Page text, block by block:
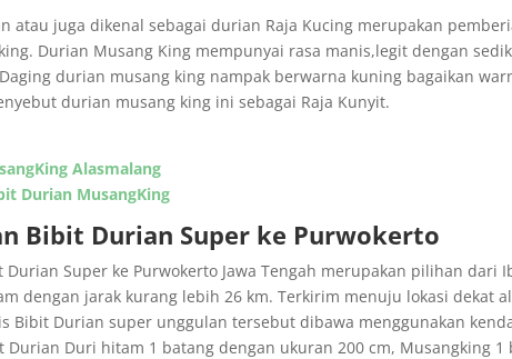
atau juga dikenal sebagai durian Raja Kucing merupakan
Durian Musang King mempunyai rasa manis,legit dengan
durian musang king nampak berwarna kuning bagaikan
durian musang king ini sebagai Raja Kunyit.
Alasmalang
Durian MusangKing
Bibit Durian Super ke Purwokerto
Durian Super ke Purwokerto Jawa Tengah merupakan pilihan dari
dengan jarak kurang lebih 26 km. Terkirim menuju lokasi dekat
Bibit Durian super unggulan tersebut dibawa menggunakan
Durian Duri hitam 1 batang dengan ukuran 200 cm, Musangking 1